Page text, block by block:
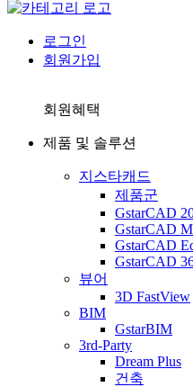
로그인
회원가입
회원혜택
제품 및 솔루션
지스타캐드
제품군
GstarCAD
GstarCAD
GstarCAD
GstarCAD
뷰어
3D FastView
BIM
GstarBIM
3rd-Party
Dream Plus
건축